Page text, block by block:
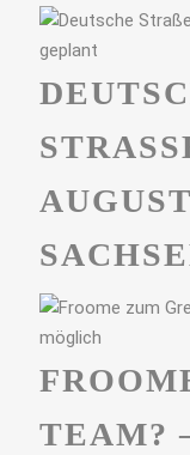
UGUST
TEAM?